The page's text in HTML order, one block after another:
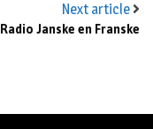
Next article
Radio Janske en Franske